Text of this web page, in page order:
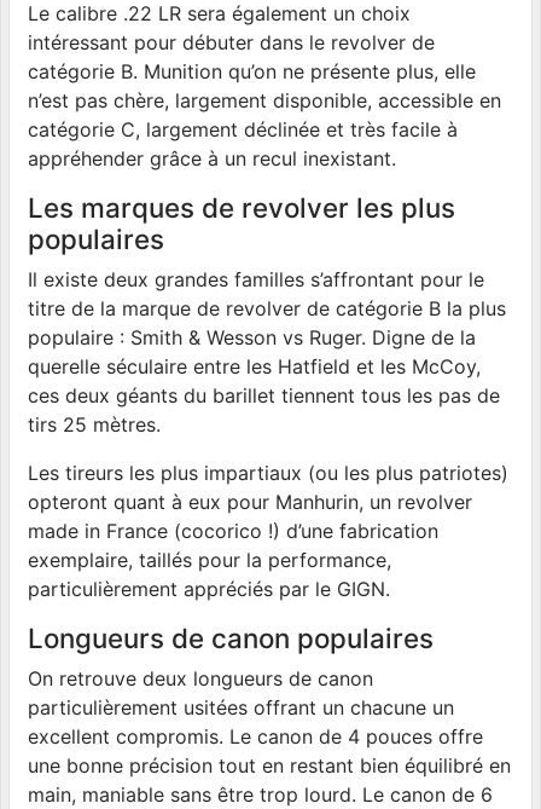
Le calibre .22 LR sera également un choix
intéressant pour débuter dans le revolver de
catégorie B. Munition qu’on ne présente plus, elle
n’est pas chère, largement disponible, accessible en
catégorie C, largement déclinée et très facile à
appréhender grâce à un recul inexistant.
Les marques de revolver les plus
populaires
Il existe deux grandes familles s’affrontant pour le
titre de la marque de revolver de catégorie B la plus
populaire : Smith & Wesson vs Ruger. Digne de la
querelle séculaire entre les Hatfield et les McCoy,
ces deux géants du barillet tiennent tous les pas de
tirs 25 mètres.
Les tireurs les plus impartiaux (ou les plus patriotes)
opteront quant à eux pour Manhurin, un revolver
made in France (cocorico !) d’une fabrication
exemplaire, taillés pour la performance,
particulièrement appréciés par le GIGN.
Longueurs de canon populaires
On retrouve deux longueurs de canon
particulièrement usitées offrant un chacune un
excellent compromis. Le canon de 4 pouces offre
une bonne précision tout en restant bien équilibré en
main, maniable sans être trop lourd. Le canon de 6